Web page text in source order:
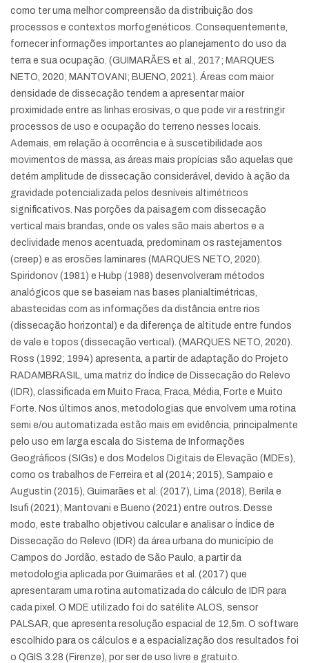
como ter uma melhor compreensão da distribuição dos
processos e contextos morfogenéticos. Consequentemente,
fornecer informações importantes ao planejamento do uso da
terra e sua ocupação. (GUIMARÃES et al., 2017; MARQUES
NETO, 2020; MANTOVANI; BUENO, 2021). Áreas com maior
densidade de dissecação tendem a apresentar maior
proximidade entre as linhas erosivas, o que pode vir a restringir
processos de uso e ocupação do terreno nesses locais.
Ademais, em relação à ocorrência e à suscetibilidade aos
movimentos de massa, as áreas mais propícias são aquelas que
detém amplitude de dissecação considerável, devido à ação da
gravidade potencializada pelos desníveis altimétricos
significativos. Nas porções da paisagem com dissecação
vertical mais brandas, onde os vales são mais abertos e a
declividade menos acentuada, predominam os rastejamentos
(creep) e as erosões laminares (MARQUES NETO, 2020).
Spiridonov (1981) e Hubp (1988) desenvolveram métodos
analógicos que se baseiam nas bases planialtimétricas,
abastecidas com as informações da distância entre rios
(dissecação horizontal) e da diferença de altitude entre fundos
de vale e topos (dissecação vertical). (MARQUES NETO, 2020).
Ross (1992; 1994) apresenta, a partir de adaptação do Projeto
RADAMBRASIL, uma matriz do Índice de Dissecação do Relevo
(IDR), classificada em Muito Fraca, Fraca, Média, Forte e Muito
Forte. Nos últimos anos, metodologias que envolvem uma rotina
semi e/ou automatizada estão mais em evidência, principalmente
pelo uso em larga escala do Sistema de Informações
Geográficos (SIGs) e dos Modelos Digitais de Elevação (MDEs),
como os trabalhos de Ferreira et al (2014; 2015), Sampaio e
Augustin (2015), Guimarães et al. (2017), Lima (2018), Berila e
Isufi (2021); Mantovani e Bueno (2021) entre outros. Desse
modo, este trabalho objetivou calcular e analisar o Índice de
Dissecação do Relevo (IDR) da área urbana do município de
Campos do Jordão, estado de São Paulo, a partir da
metodologia aplicada por Guimarães et al. (2017) que
apresentaram uma rotina automatizada do cálculo de IDR para
cada pixel. O MDE utilizado foi do satélite ALOS, sensor
PALSAR, que apresenta resolução espacial de 12,5m. O software
escolhido para os cálculos e a espacialização dos resultados foi
o QGIS 3.28 (Firenze), por ser de uso livre e gratuito.